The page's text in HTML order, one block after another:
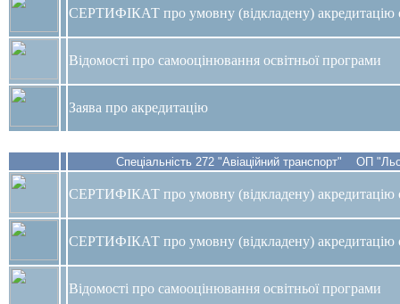
СЕРТИФІКАТ про умовну (відкладену) акредитацію
Відомості про самооцінювання освітньої програми
Заява про акредитацію
Спеціальність 272 "Авіаційний транспорт" ОП
СЕРТИФІКАТ про умовну (відкладену) акредитацію
СЕРТИФІКАТ про умовну (відкладену) акредитацію
Відомості про самооцінювання освітньої програми